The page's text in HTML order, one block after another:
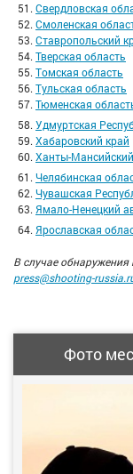
Свердловская
Смоленская
Ставропольский
Тверская область
Томская область
Тульская область
Тюменская
Удмуртская
Хабаровский край
Ханты-
Челябинская
Чувашская
Ямало-Ненецкий
Ярославская
В случае обнаружения
press@shooting-
Фото